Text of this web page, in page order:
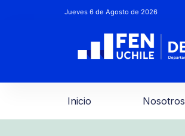
Jueves 6 de Agosto de 2026
Inicio Nosotros